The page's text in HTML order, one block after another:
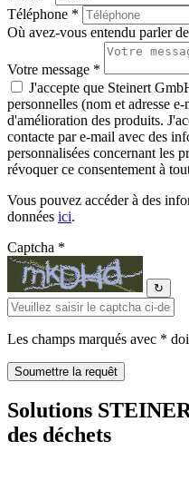
Téléphone *
Où avez-vous entendu parler
Votre message *
J'accepte que Steinert
personnelles (nom et adresse
d'amélioration des produits.
contacte par e-mail avec des
personnalisées concernant les
révoquer ce consentement à
Vous pouvez accéder à des
données ici.
Captcha *
↻
Les champs marqués avec *
Solutions
des déchets